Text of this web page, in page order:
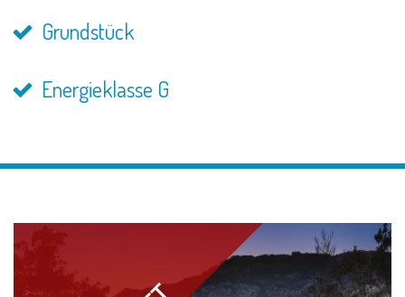
Grundstück
Energieklasse G